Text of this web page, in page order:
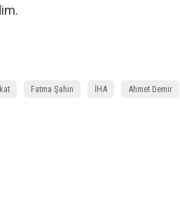
Fatma Şahin İHA Ahmet Demir